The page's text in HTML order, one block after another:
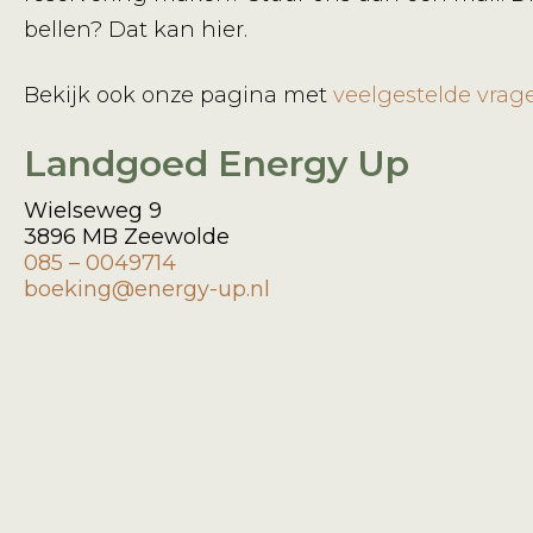
bellen? Dat kan hier.
Bekijk ook onze pagina met veelgestelde
Landgoed Energy Up
Wielseweg 9
3896 MB Zeewolde
085 – 0049714
boeking@energy-up.nl